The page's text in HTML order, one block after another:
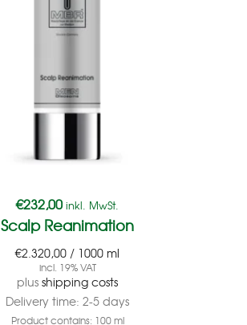
€232,00 inkl. MwSt.
Scalp Reanimation
€2.320,00 / 1000 ml
incl. 19% VAT
plusshipping costs
Delivery time: 2-5 days
Product contains: 100ml